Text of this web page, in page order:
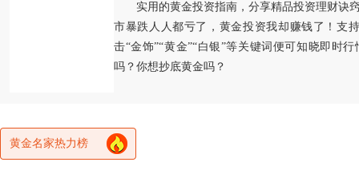
实用的黄金投资指南，分享精品投资理财诀
市暴跌人人都亏了，黄金投资我却赚钱了！支
击“金饰”“黄金”“白银”等关键词便可知晓即时
吗？你想抄底黄金吗？
黄金名家热力榜